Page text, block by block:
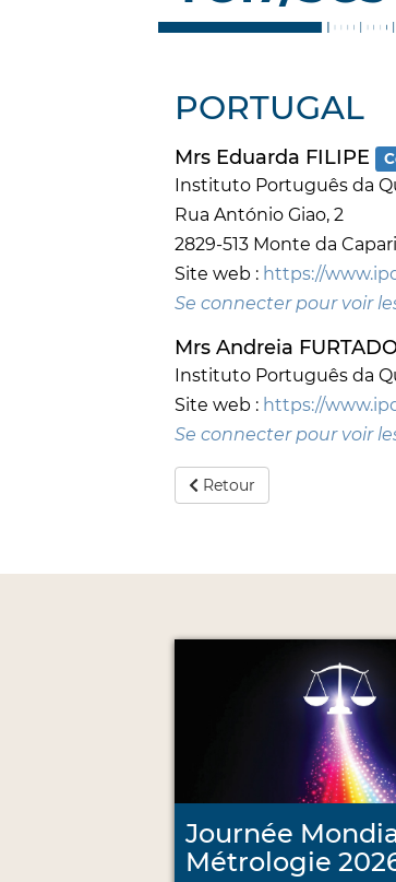
PORTUGAL
Mrs Eduarda FILIPE
Instituto Português da
Rua António Giao, 2
2829-513 Monte da
Site web : https://
Se connecter pour voir
Mrs Andreia
Instituto Português da
Site web : https://
Se connecter pour voir
Retour
Journée
Métrologie